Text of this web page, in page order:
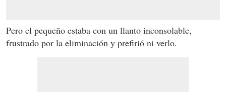
Pero el pequeño estaba con un llanto inconsolable,
frustrado por la eliminación y prefirió ni verlo.